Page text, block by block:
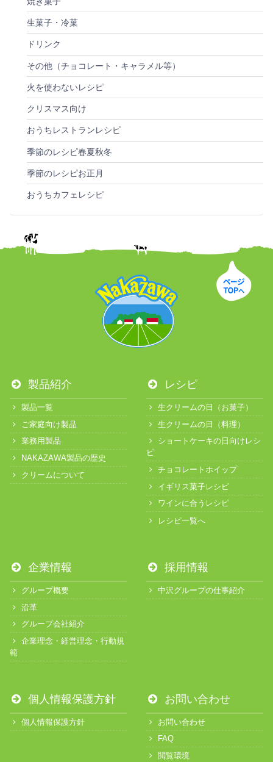
生菓子・冷菓
ドリンク
その他（チョコレート・キャラメル等）
火を使わないレシピ
クリスマス向け
おうちレストランレシピ
季節のレシピ春夏秋冬
季節のレシピお正月
おうちカフェレシピ
製品紹介
製品一覧
ご家庭向け製品
業務用製品
NAKAZAWA製品の歴史
クリームについて
レシピ
生クリームの日（お菓子）
生クリームの日（料理）
ショートケーキの日向けレシ
ピ
チョコレートホイップ
イギリス菓子レシピ
ワインに合うレシピ
レシピ一覧へ
企業情報
グループ概要
沿革
グループ会社紹介
企業理念・経営理念・行動規
範
採用情報
中沢グループの仕事紹介
個人情報保護方針
個人情報保護方針
お問い合わせ
お問い合わせ
FAQ
閲覧環境